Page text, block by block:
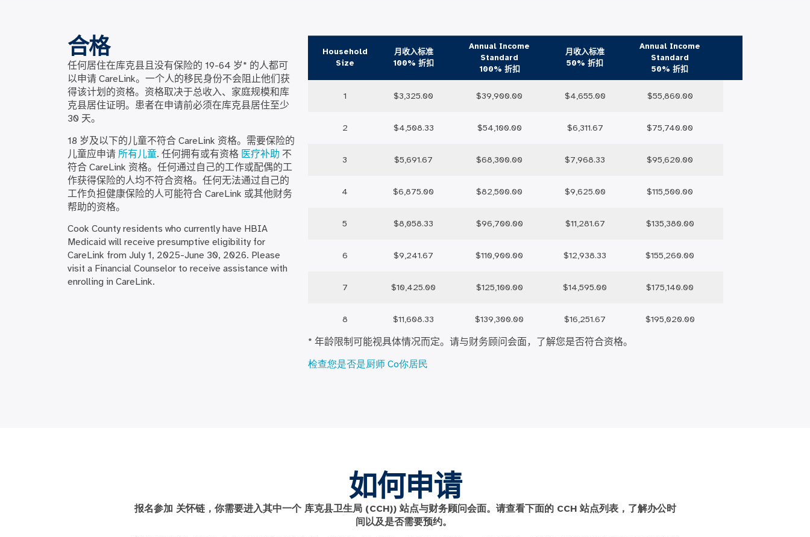
合格
任何居住在库克县且没有保险的 19-64 岁* 的人都可
以申请 CareLink。一个人的移民身份不会阻止他们获
得该计划的资格。资格取决于总收入、家庭规模和库
克县居住证明。患者在申请前必须在库克县居住至少
30 天。
18 岁及以下的儿童不符合 CareLink 资格。需要保险的
儿童应申请 所有儿童. 任何拥有或有资格 医疗补助 不
符合 CareLink 资格。任何通过自己的工作或配偶的工
作获得保险的人均不符合资格。任何无法通过自己的
工作负担健康保险的人可能符合 CareLink 或其他财务
帮助的资格。
Cook County residents who currently have HBIA
Medicaid will receive presumptive eligibility for
CareLink from July 1, 2025-June 30, 2026. Please
visit a Financial Counselor to receive assistance with
enrolling in CareLink.
Household
Size
月收入标准
100% 折扣
Annual Income
Standard
100% 折扣
月收入标准
50% 折扣
Annual Income
Standard
50% 折扣
1 $3,325.00 $39,900.00 $4,655.00 $55,860.00
2 $4,508.33 $54,100.00 $6,311.67 $75,740.00
3 $5,691.67 $68,300.00 $7,968.33 $95,620.00
4 $6,875.00 $82,500.00 $9,625.00 $115,500.00
5 $8,058.33 $96,700.00 $11,281.67 $135,380.00
6 $9,241.67 $110,900.00 $12,938.33 $155,260.00
7 $10,425.00 $125,100.00 $14,595.00 $175,140.00
8 $11,608.33 $139,300.00 $16,251.67 $195,020.00
* 年龄限制可能视具体情况而定。请与财务顾问会面，了解您是否符合资格。
检查您是否是厨师 Co你居民
如何申请
报名参加 关怀链，你需要进入其中一个 库克县卫生局 (CCH)) 站点与财务顾问会面。请查看下面的 CCH 站点列表，了解办公时
间以及是否需要预约。